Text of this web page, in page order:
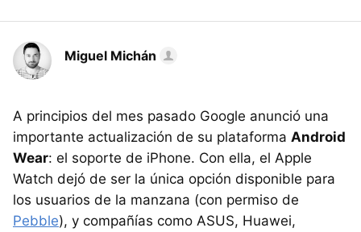
Miguel Michán
A principios del mes pasado Google anunció una
importante actualización de su plataforma Android
Wear: el soporte de iPhone. Con ella, el Apple
Watch dejó de ser la única opción disponible para
los usuarios de la manzana (con permiso de
Pebble), y compañías como ASUS, Huawei,